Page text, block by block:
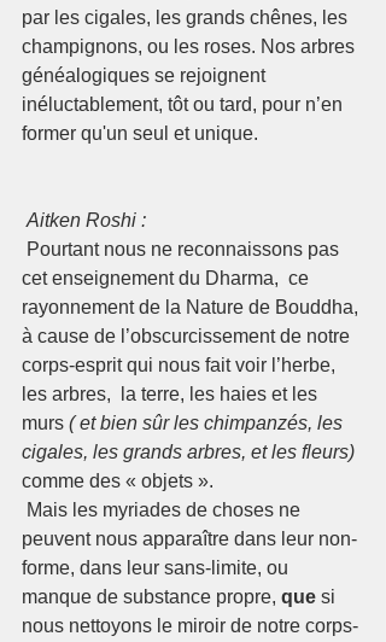
par les cigales, les grands chênes, les
champignons, ou les roses. Nos arbres
généalogiques se rejoignent
inéluctablement, tôt ou tard, pour n’en
former qu'un seul et unique.
Aitken Roshi :
cet enseignement du Dharma,  ce
rayonnement de la Nature de Bouddha,
à cause de l’obscurcissement de notre
corps-esprit qui nous fait voir l’herbe,
les arbres,  la terre, les haies et les
murs ( et bien sûr les chimpanzés, les
cigales, les grands arbres, et les fleurs)
comme des « objets ».
peuvent nous apparaître dans leur non-
forme, dans leur sans-limite, ou
manque de substance propre, que si
nous nettoyons le miroir de notre corps-